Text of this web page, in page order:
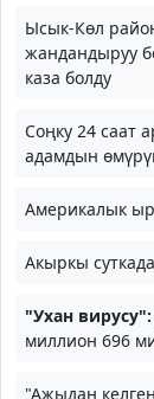
Ысык-Кѳл
жандандыруу
каза болду
Соңку 24 саат
адамдын
Америкалык
Акыркы
"Ухан вирусу":
миллион 696
"Ажыдан